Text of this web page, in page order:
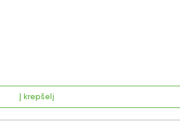
Į krepšelį